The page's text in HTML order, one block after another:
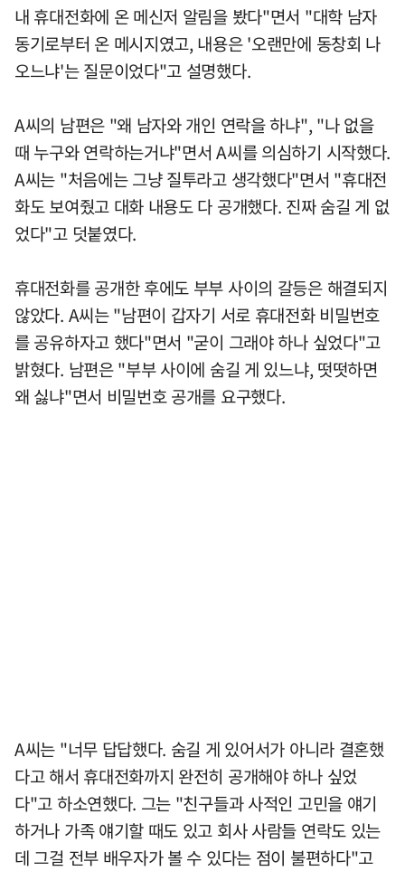
내 휴대전화에 온 메신저 알림을 봤다"면서 "대학 남자
동기로부터 온 메시지였고, 내용은 '오랜만에 동창회 나
오느냐'는 질문이었다"고 설명했다.
A씨의 남편은 "왜 남자와 개인 연락을 하냐", "나 없을
때 누구와 연락하는거냐"면서 A씨를 의심하기 시작했다.
A씨는 "처음에는 그냥 질투라고 생각했다"면서 "휴대전
화도 보여줬고 대화 내용도 다 공개했다. 진짜 숨길 게 없
었다"고 덧붙였다.
휴대전화를 공개한 후에도 부부 사이의 갈등은 해결되지
않았다. A씨는 "남편이 갑자기 서로 휴대전화 비밀번호
를 공유하자고 했다"면서 "굳이 그래야 하나 싶었다"고
밝혔다. 남편은 "부부 사이에 숨길 게 있느냐, 떳떳하면
왜 싫냐"면서 비밀번호 공개를 요구했다.
A씨는 "너무 답답했다. 숨길 게 있어서가 아니라 결혼했
다고 해서 휴대전화까지 완전히 공개해야 하나 싶었
다"고 하소연했다. 그는 "친구들과 사적인 고민을 얘기
하거나 가족 얘기할 때도 있고 회사 사람들 연락도 있는
데 그걸 전부 배우자가 볼 수 있다는 점이 불편하다"고